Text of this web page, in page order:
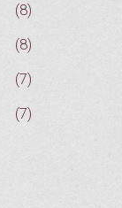
(8)
(8)
(7)
(7)